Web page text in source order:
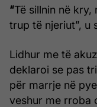
“Të sillnin në kry,
trup të njeriut”, u
Lidhur me të
deklaroi se pas
për marrje në
veshur me rroba